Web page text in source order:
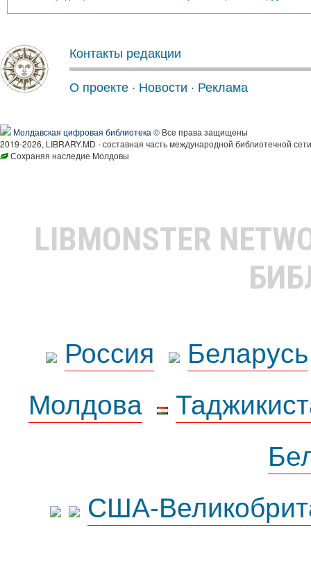
Контакты редакции
О проекте · Новости · Реклама
Молдавская цифровая библиотека © Все права защищены
2019-2026, LIBRARY.MD - составная часть международной библиотечной
Сохраняя наследие Молдовы
LIBMONSTER
Россия
Беларусь
Молдова
США-